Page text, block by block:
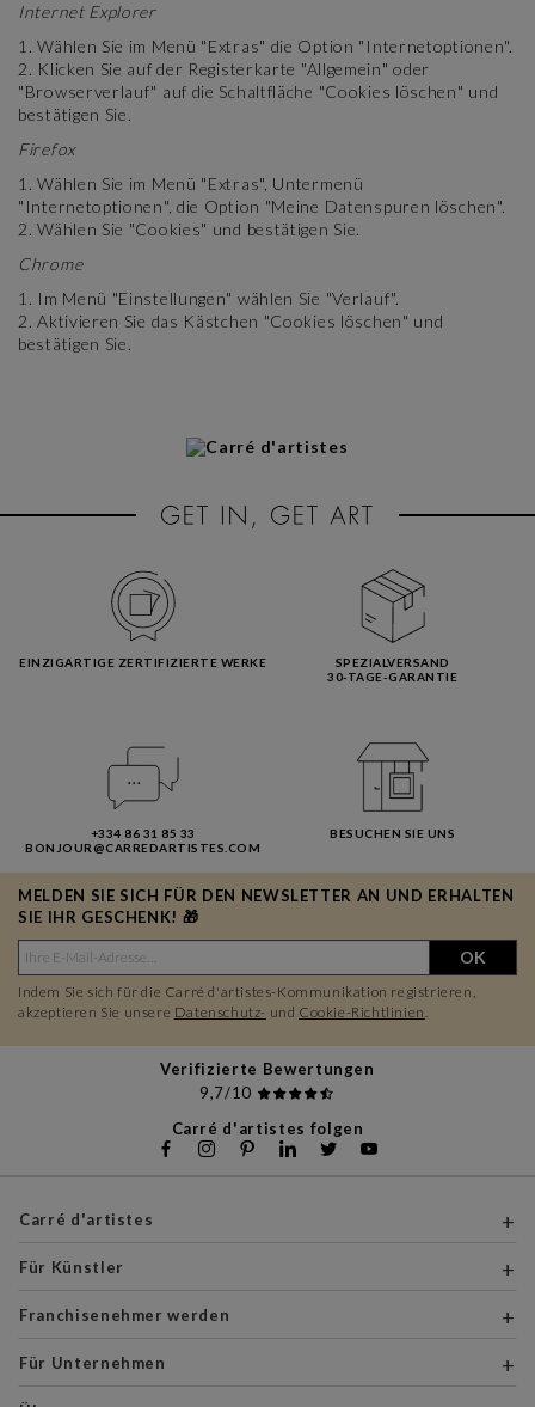
Internet Explorer
1. Wählen Sie im Menü "Extras" die Option "Internetoptionen".
2. Klicken Sie auf der Registerkarte "Allgemein" oder
"Browserverlauf" auf die Schaltfläche "Cookies löschen" und
bestätigen Sie.
Firefox
1. Wählen Sie im Menü "Extras", Untermenü
"Internetoptionen", die Option "Meine Datenspuren löschen".
2. Wählen Sie "Cookies" und bestätigen Sie.
Chrome
1. Im Menü "Einstellungen" wählen Sie "Verlauf".
2. Aktivieren Sie das Kästchen "Cookies löschen" und
bestätigen Sie.
EINZIGARTIGE ZERTIFIZIERTE WERKE
SPEZIALVERSAND
30-TAGE-GARANTIE
+334 86 31 85 33
BONJOUR@CARREDARTISTES.COM
BESUCHEN SIE UNS
MELDEN SIE SICH FÜR DEN NEWSLETTER AN UND ERHALTEN
SIE IHR GESCHENK! 🎁
OK
Indem Sie sich für die Carré d'artistes-Kommunikation registrieren,
akzeptieren Sie unsere Datenschutz- und Cookie-Richtlinien
Verifizierte Bewertungen
9,7/10
Carré d'artistes folgen
Carré d'artistes
Für Künstler
Franchisenehmer werden
Für Unternehmen